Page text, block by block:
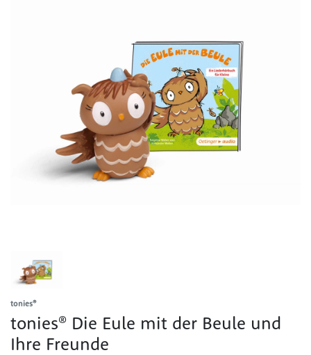
tonies®
tonies® Die Eule mit der Beule und
Ihre Freunde